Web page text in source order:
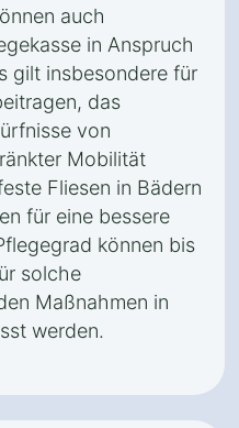
auch
in Anspruch
gilt insbesondere für
das
von
Mobilität
Fliesen in Bädern
für eine bessere
können bis
solche
Maßnahmen in
werden.